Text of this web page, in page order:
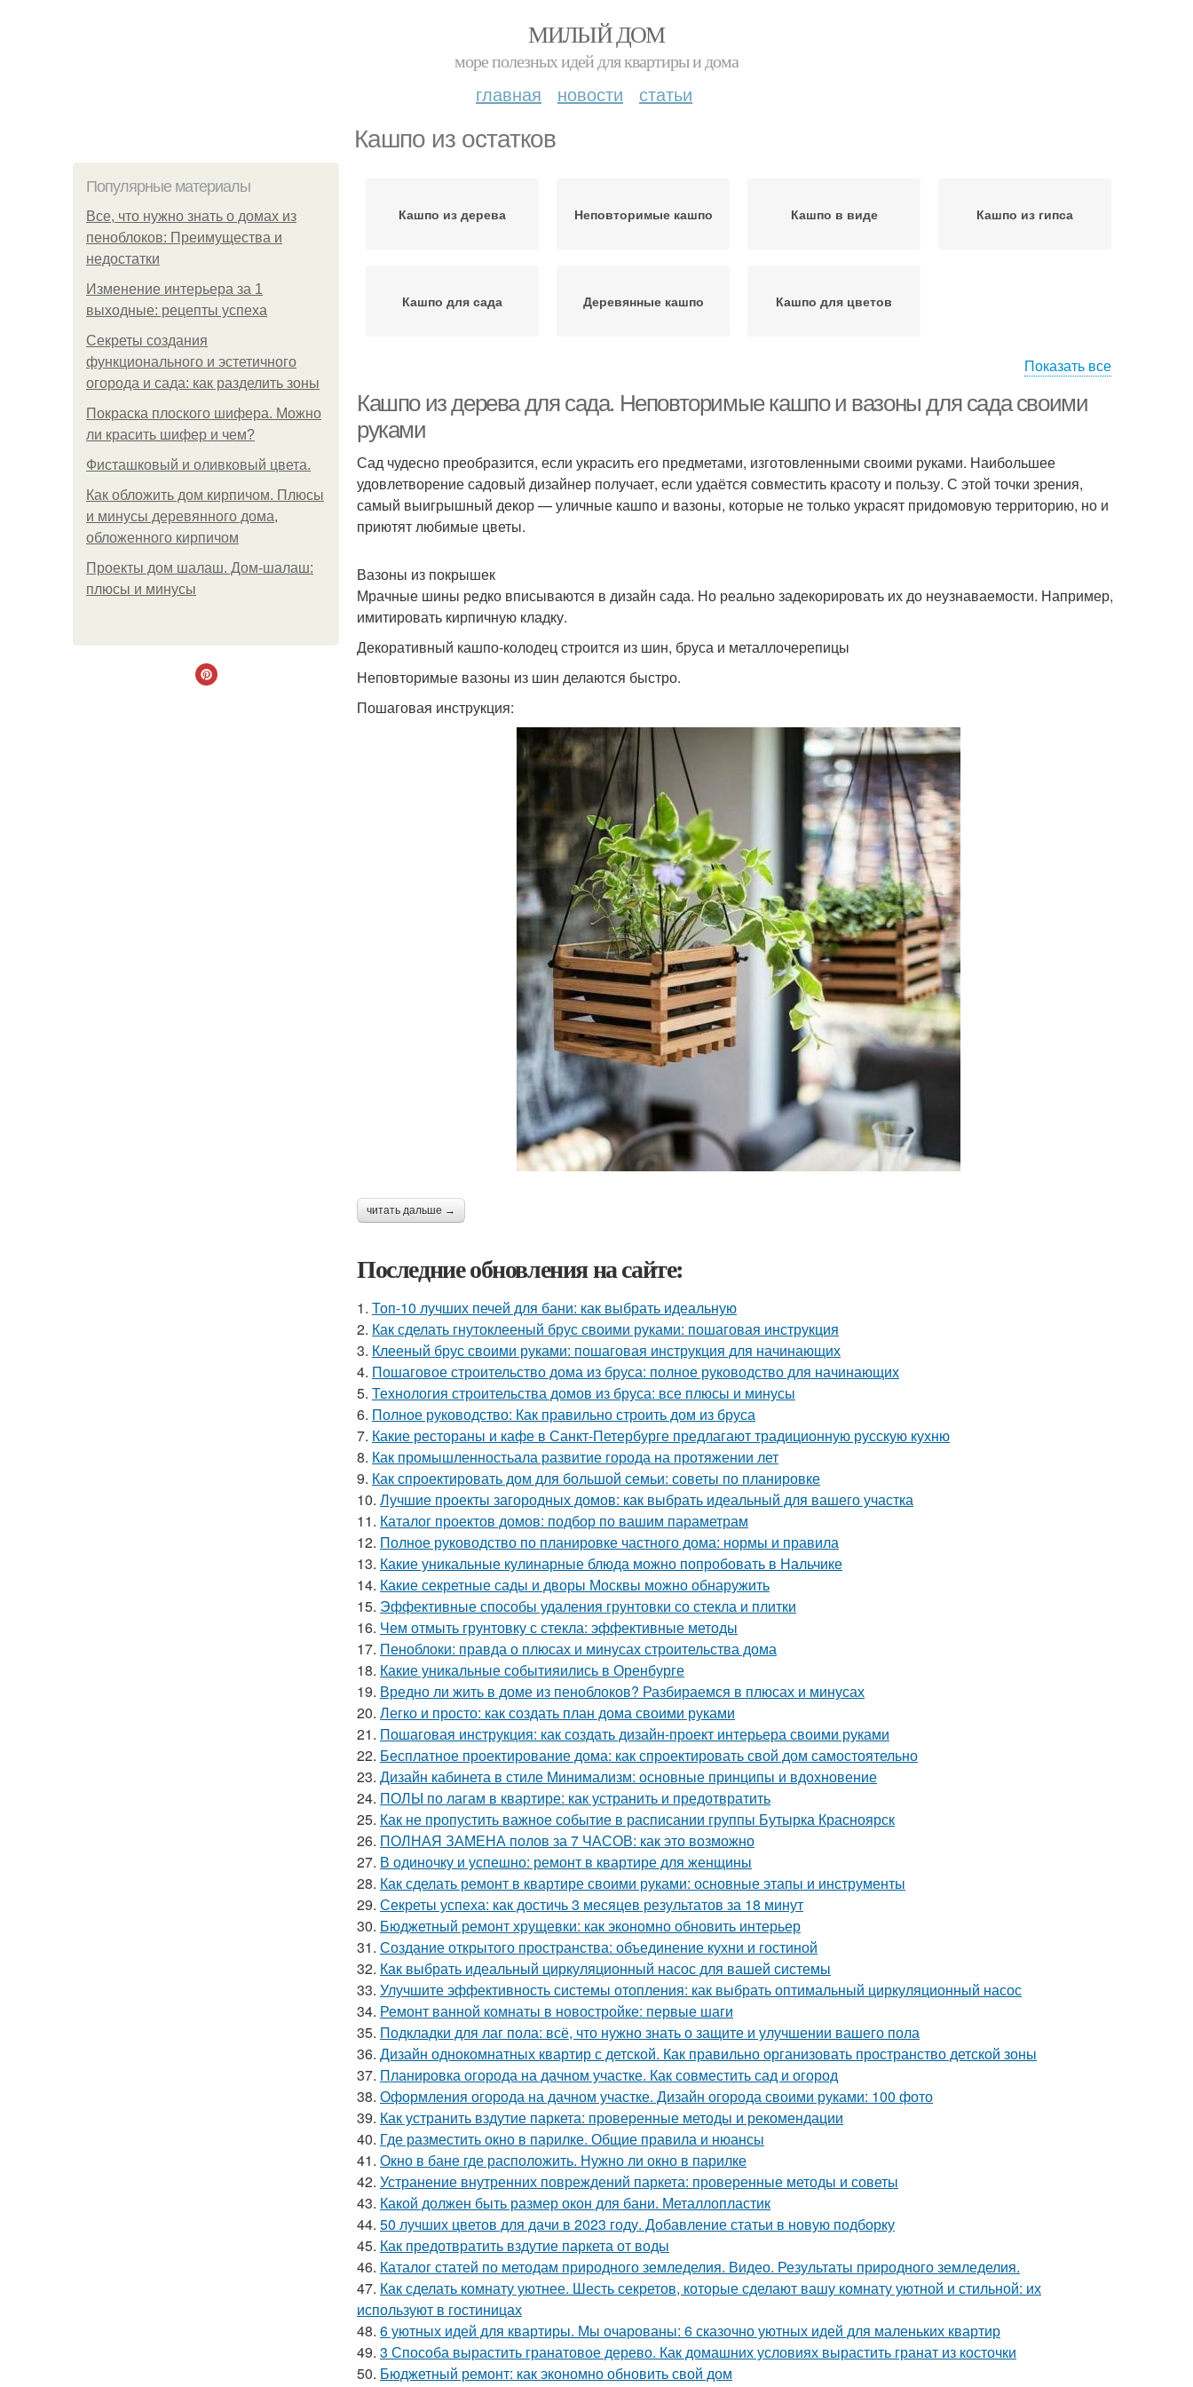
МИЛЫЙ ДОМ
море полезных идей для квартиры и дома
главная новости статьи
Кашпо из остатков
Популярные материалы
Все, что нужно знать о домах из
пеноблоков: Преимущества и
недостатки
Изменение интерьера за 1
выходные: рецепты успеха
Секреты создания
функционального и эстетичного
огорода и сада: как разделить зоны
Покраска плоского шифера. Можно
ли красить шифер и чем?
Фисташковый и оливковый цвета.
Как обложить дом кирпичом. Плюсы
и минусы деревянного дома,
обложенного кирпичом
Проекты дом шалаш. Дом-шалаш:
плюсы и минусы
Кашпо из дерева Неповторимые кашпо Кашпо в виде Кашпо из гипса
Кашпо для сада Деревянные кашпо Кашпо для цветов
Показать все
Кашпо из дерева для сада. Неповторимые кашпо и вазоны для сада своими
руками
Сад чудесно преобразится, если украсить его предметами, изготовленными своими руками. Наибольшее
удовлетворение садовый дизайнер получает, если удаётся совместить красоту и пользу. С этой точки зрения,
самый выигрышный декор — уличные кашпо и вазоны, которые не только украсят придомовую территорию, но и
приютят любимые цветы.
Вазоны из покрышек
Мрачные шины редко вписываются в дизайн сада. Но реально задекорировать их до неузнаваемости. Например,
имитировать кирпичную кладку.
Декоративный кашпо-колодец строится из шин, бруса и металлочерепицы
Неповторимые вазоны из шин делаются быстро.
Пошаговая инструкция:
читать дальше →
Последние обновления на сайте:
1. Топ-10 лучших печей для бани: как выбрать идеальную
2. Как сделать гнутоклееный брус своими руками: пошаговая инструкция
3. Клееный брус своими руками: пошаговая инструкция для начинающих
4. Пошаговое строительство дома из бруса: полное руководство для начинающих
5. Технология строительства домов из бруса: все плюсы и минусы
6. Полное руководство: Как правильно строить дом из бруса
7. Какие рестораны и кафе в Санкт-Петербурге предлагают традиционную русскую кухню
8. Как промышленностьала развитие города на протяжении лет
9. Как спроектировать дом для большой семьи: советы по планировке
10. Лучшие проекты загородных домов: как выбрать идеальный для вашего участка
11. Каталог проектов домов: подбор по вашим параметрам
12. Полное руководство по планировке частного дома: нормы и правила
13. Какие уникальные кулинарные блюда можно попробовать в Нальчике
14. Какие секретные сады и дворы Москвы можно обнаружить
15. Эффективные способы удаления грунтовки со стекла и плитки
16. Чем отмыть грунтовку с стекла: эффективные методы
17. Пеноблоки: правда о плюсах и минусах строительства дома
18. Какие уникальные событияились в Оренбурге
19. Вредно ли жить в доме из пеноблоков? Разбираемся в плюсах и минусах
20. Легко и просто: как создать план дома своими руками
21. Пошаговая инструкция: как создать дизайн-проект интерьера своими руками
22. Бесплатное проектирование дома: как спроектировать свой дом самостоятельно
23. Дизайн кабинета в стиле Минимализм: основные принципы и вдохновение
24. ПОЛЫ по лагам в квартире: как устранить и предотвратить
25. Как не пропустить важное событие в расписании группы Бутырка Красноярск
26. ПОЛНАЯ ЗАМЕНА полов за 7 ЧАСОВ: как это возможно
27. В одиночку и успешно: ремонт в квартире для женщины
28. Как сделать ремонт в квартире своими руками: основные этапы и инструменты
29. Секреты успеха: как достичь 3 месяцев результатов за 18 минут
30. Бюджетный ремонт хрущевки: как экономно обновить интерьер
31. Создание открытого пространства: объединение кухни и гостиной
32. Как выбрать идеальный циркуляционный насос для вашей системы
33. Улучшите эффективность системы отопления: как выбрать оптимальный циркуляционный насос
34. Ремонт ванной комнаты в новостройке: первые шаги
35. Подкладки для лаг пола: всё, что нужно знать о защите и улучшении вашего пола
36. Дизайн однокомнатных квартир с детской. Как правильно организовать пространство детской зоны
37. Планировка огорода на дачном участке. Как совместить сад и огород
38. Оформления огорода на дачном участке. Дизайн огорода своими руками: 100 фото
39. Как устранить вздутие паркета: проверенные методы и рекомендации
40. Где разместить окно в парилке. Общие правила и нюансы
41. Окно в бане где расположить. Нужно ли окно в парилке
42. Устранение внутренних повреждений паркета: проверенные методы и советы
43. Какой должен быть размер окон для бани. Металлопластик
44. 50 лучших цветов для дачи в 2023 году. Добавление статьи в новую подборку
45. Как предотвратить вздутие паркета от воды
46. Каталог статей по методам природного земледелия. Видео. Результаты природного земледелия.
47. Как сделать комнату уютнее. Шесть секретов, которые сделают вашу комнату уютной и стильной: их
используют в гостиницах
48. 6 уютных идей для квартиры. Мы очарованы: 6 сказочно уютных идей для маленьких квартир
49. 3 Способа вырастить гранатовое дерево. Как домашних условиях вырастить гранат из косточки
50. Бюджетный ремонт: как экономно обновить свой дом